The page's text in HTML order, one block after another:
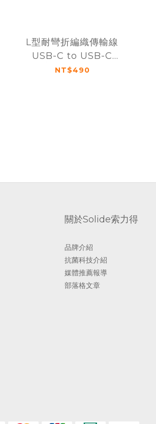
L型耐彎折編織傳輸線
USB-C to USB-C
160cm
NT$490
關於Solide索力得
品牌介紹
抗菌科技介紹
媒體推薦報導
部落格文章